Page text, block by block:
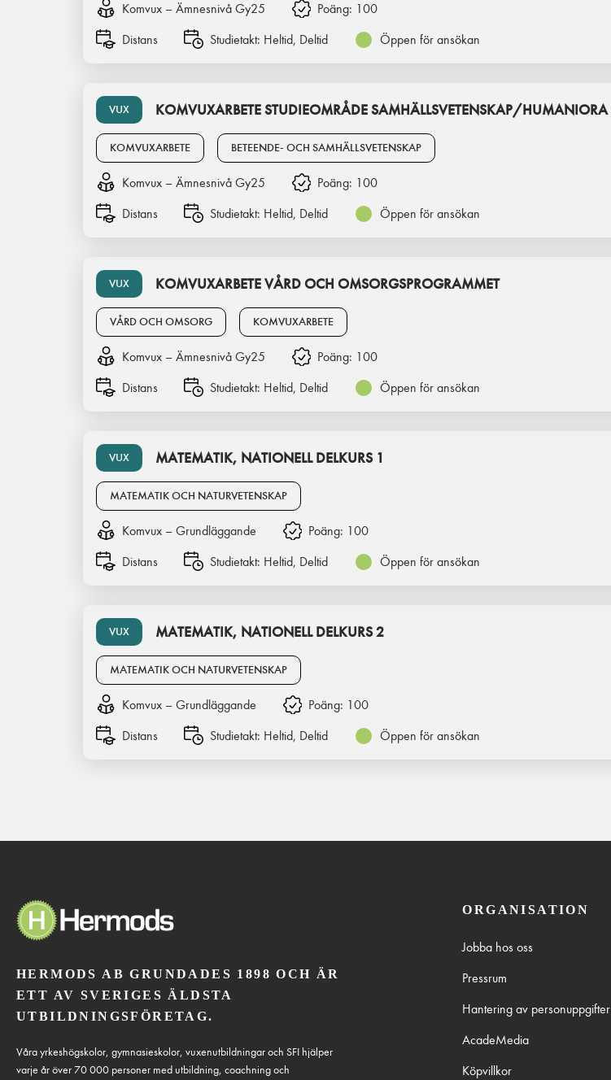
Komvux – Ämnesnivå Gy25 Poäng: 100
Distans
Studietakt: Heltid, Deltid Öppen för ansökan
VUX KOMVUXARBETE STUDIEOMRÅDE SAMHÄLLSVETENSKAP/HUMANIORA
KOMVUXARBETE BETEENDE- OCH SAMHÄLLSVETENSKAP
Komvux – Ämnesnivå Gy25 Poäng: 100
Distans
Studietakt: Heltid, Deltid Öppen för ansökan
VUX KOMVUXARBETE VÅRD OCH OMSORGSPROGRAMMET
VÅRD OCH OMSORG KOMVUXARBETE
Komvux – Ämnesnivå Gy25 Poäng: 100
Distans
Studietakt: Heltid, Deltid Öppen för ansökan
VUX MATEMATIK, NATIONELL DELKURS 1
MATEMATIK OCH NATURVETENSKAP
Komvux – Grundläggande Poäng: 100
Distans
Studietakt: Heltid, Deltid Öppen för ansökan
VUX MATEMATIK, NATIONELL DELKURS 2
MATEMATIK OCH NATURVETENSKAP
Komvux – Grundläggande Poäng: 100
Distans
Studietakt: Heltid, Deltid Öppen för ansökan
HERMODS AB GRUNDADES 1898 OCH ÄR
ETT AV SVERIGES ÄLDSTA
UTBILDNINGSFÖRETAG.
Våra yrkeshögskolor, gymnasieskolor, vuxenutbildningar och SFI hjälper
varje år över 70 000 personer med utbildning, coachning och
ORGANISATION
Jobba hos oss
Pressrum
Hantering av personuppgifter
AcadeMedia
Köpvillkor